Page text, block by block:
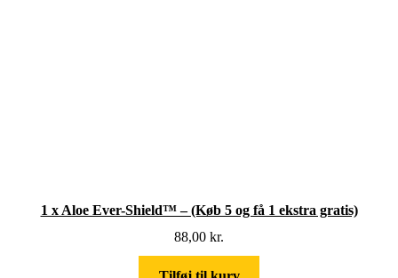
1 x Aloe Ever-Shield™ – (Køb 5 og få 1 ekstra gratis)
88,00 kr.